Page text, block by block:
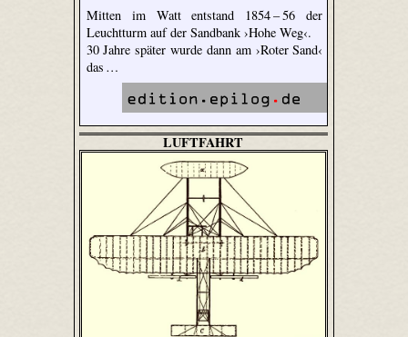
Mitten im Watt entstand 1854 – 56 der
Leuchtturm auf der Sandbank ›Hohe Weg‹.
30 Jahre später wurde dann am ›Roter Sand‹
das …
LUFTFAHRT